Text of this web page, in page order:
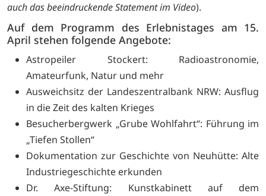
auch das beeindruckende Statement im Video).
Auf dem Programm des Erlebnistages am 15.
April stehen folgende Angebote:
Astropeiler Stockert: Radioastronomie,
Amateurfunk, Natur und mehr
Ausweichsitz der Landeszentralbank NRW: Ausflug
in die Zeit des kalten Krieges
Besucherbergwerk „Grube Wohlfahrt“: Führung im
„Tiefen Stollen“
Dokumentation zur Geschichte von Neuhütte: Alte
Industriegeschichte erkunden
Dr. Axe-Stiftung: Kunstkabinett auf dem